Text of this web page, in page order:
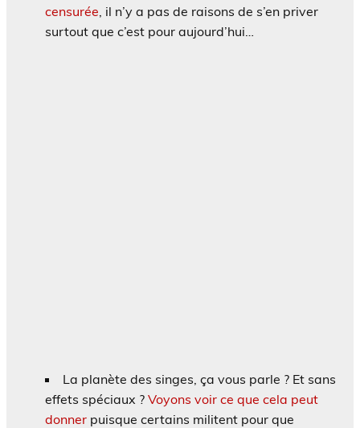
censurée , il n’y a pas de raisons de s’en priver
surtout que c’est pour aujourd’hui…
La planète des singes, ça vous parle ? Et sans
effets spéciaux ? Voyons voir ce que cela peut
donner puisque certains militent pour que